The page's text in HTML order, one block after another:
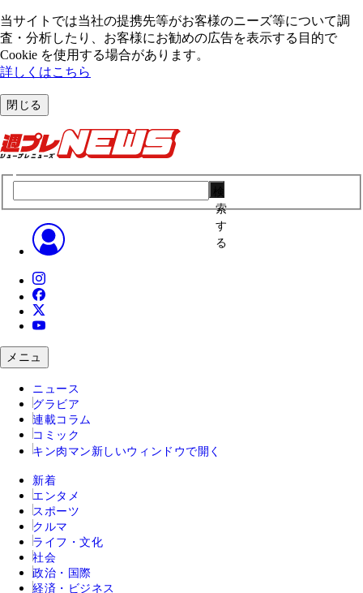
当サイトでは当社の提携先等がお客様のニーズ等について調
査・分析したり、お客様にお勧めの広告を表⽰する⽬的で
Cookie を使⽤する場合があります。
詳しくはこちら
閉じる
索
す
る
メニュ
ニュース
グラビア
連載コラム
コミック
キン肉マン 新しいウィンドウで開く
新着
エンタメ
スポーツ
クルマ
ライフ・文化
社会
政治・国際
経済・ビジネス